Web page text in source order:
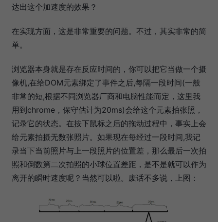
达出这个加速度的效果？
在实现方面，这是非常重要的问题。不过，其实非常的简
单。
浏览器本身就是存在反应时间的，你可以把它当做一个摄
像机,在给DOM元素绑定了事件之后,每隔一段时间(一般
非常的短,根据不同浏览器厂商和电脑性能而定，这里我
用到chrome，保守估计为20ms)会给这个元素拍张照，
记录它的状态。在按下鼠标之后的拖动过程中，事实上会
给元素拍摄无数张照片。如果现在每经过一段时间,我记
录当下当前照片与上一段照片的位置差，那么最后一次拍
照和倒数第二次拍照的小球位置差距，是不是就可以作为
离开的瞬时速度呢？当然可以啦。废话不多说，上图：